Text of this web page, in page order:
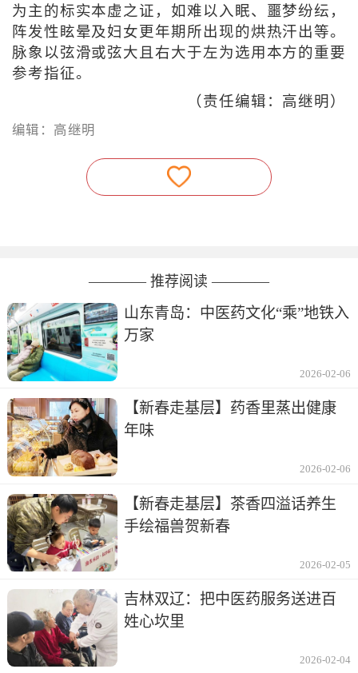
为主的标实本虚之证，如难以入眠、噩梦纷纭，
阵发性眩晕及妇女更年期所出现的烘热汗出等。
脉象以弦滑或弦大且右大于左为选用本方的重要
参考指征。
（责任编辑：高继明）
编辑：高继明
———— 推荐阅读 ————
山东青岛：中医药文化“乘”地铁入
万家
2026-02-06
【新春走基层】药香里蒸出健康
年味
2026-02-06
【新春走基层】茶香四溢话养生
手绘福兽贺新春
2026-02-05
吉林双辽：把中医药服务送进百
姓心坎里
2026-02-04